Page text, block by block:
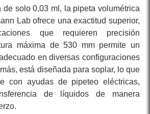
de solo 0,03 ml, la pipeta volumétrica
Lab ofrece una exactitud superior,
que requieren precisión
máxima de 530 mm permite un
en diversas configuraciones
está diseñada para soplar, lo que
con ayudas de pipeteo eléctricas,
de líquidos de manera